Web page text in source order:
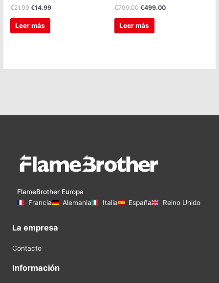
€21.99 €14.99
Leer más
€799.00 €499.00
Leer más
FlameBrother Europa
Francia
Alemania Italia España Reino Unido
La empresa
Contacto
Información